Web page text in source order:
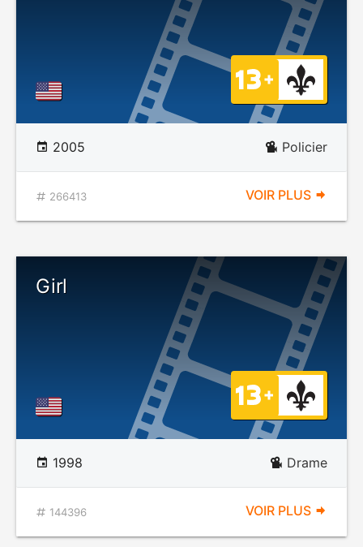
2005 Policier
266413 VOIR PLUS
Girl
1998 Drame
144396 VOIR PLUS